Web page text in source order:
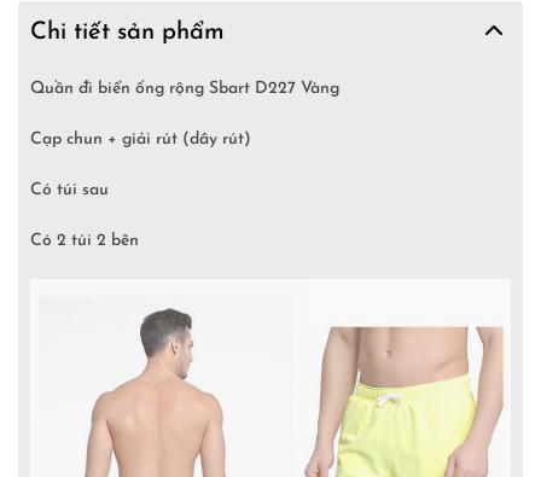
Chi tiết sản phẩm
Quần đi biển ống rộng Sbart D227 Vàng
Cạp chun + giải rút (dây rút)
Có túi sau
Có 2 túi 2 bên